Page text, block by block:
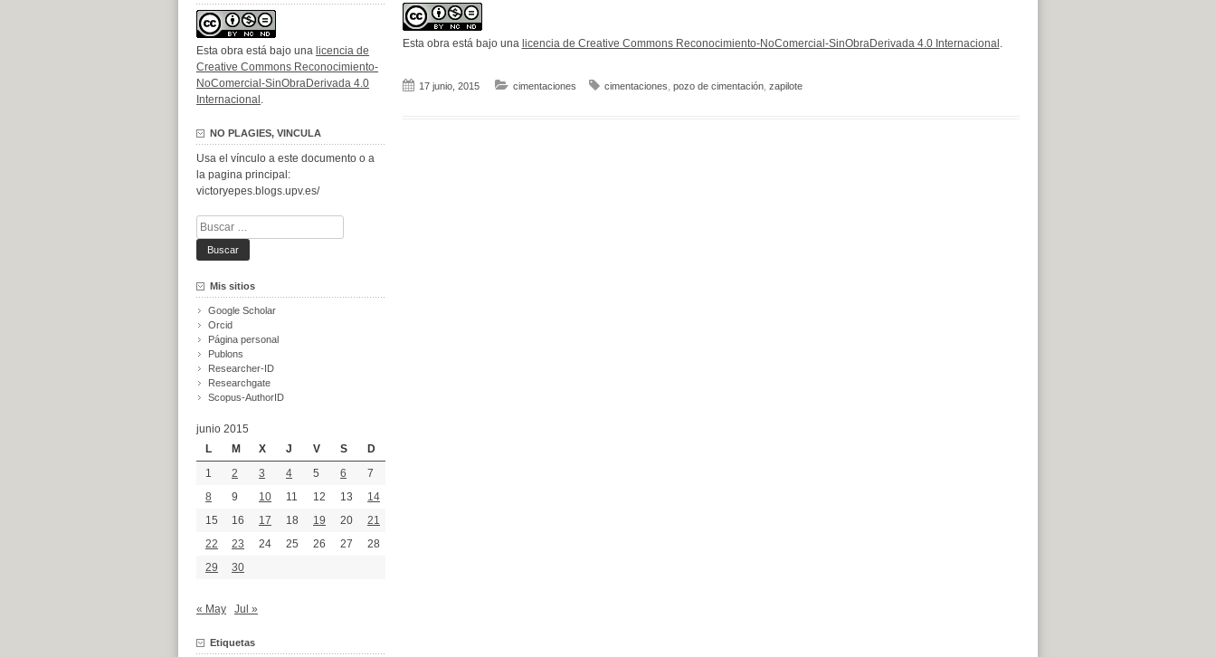
Esta obra está bajo una licencia de Creative Commons Reconocimiento-NoComercial-SinObraDerivada 4.0 Internacional .
17 junio, 2015 cimentaciones cimentaciones pozo de cimentación, zapilote
Esta obra está bajo una licencia de
Creative Commons Reconocimiento-
NoComercial-SinObraDerivada 4.0
Internacional .
NO PLAGIES, VINCULA
Usa el vínculo a este documento o a
la pagina principal:
victoryepes.blogs.upv.es/
Buscar:
Mis sitios
Google Scholar
Orcid
Página personal
Publons
Researcher-ID
Researchgate
Scopus-AuthorID
junio 2015
L
M X J V S
D
1
2 3 4 5 6
7
8
9 10 11 12 13
14
15
16 17 18 19 20
21
22
23 24 25 26 27
28
29
30
« May Jul »
Etiquetas